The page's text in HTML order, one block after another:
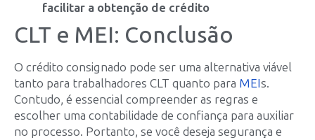
facilitar a obtenção de crédito
CLT e MEI: Conclusão
O crédito consignado pode ser uma alternativa viável
tanto para trabalhadores CLT quanto para MEIs.
Contudo, é essencial compreender as regras e
escolher uma contabilidade de confiança para auxiliar
no processo. Portanto, se você deseja segurança e